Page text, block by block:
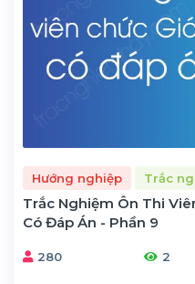
Hướng nghiệp Trắc
Trắc Nghiệm Ôn Thi
Có Đáp Án - Phần 9
280 2